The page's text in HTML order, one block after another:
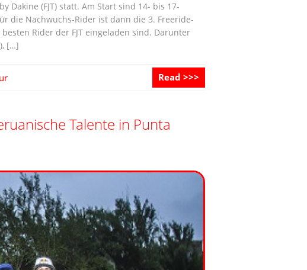
Dakine (FJT) statt. Am Start sind 14- bis 17-
die Nachwuchs-Rider ist dann die 3. Freeride-
Rider der FJT eingeladen sind. Darunter
[…]
Read >>>
Talente in Punta